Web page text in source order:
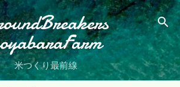
してメイン コンテンツに移動
米つくり最前線